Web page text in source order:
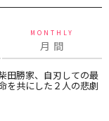
MONTHLY
月 間
田勝家、自刃しての最
を共にした２人の悲劇